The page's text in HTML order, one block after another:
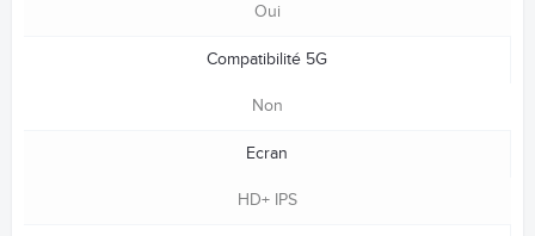
Oui
Compatibilité 5G
Non
Ecran
HD+ IPS